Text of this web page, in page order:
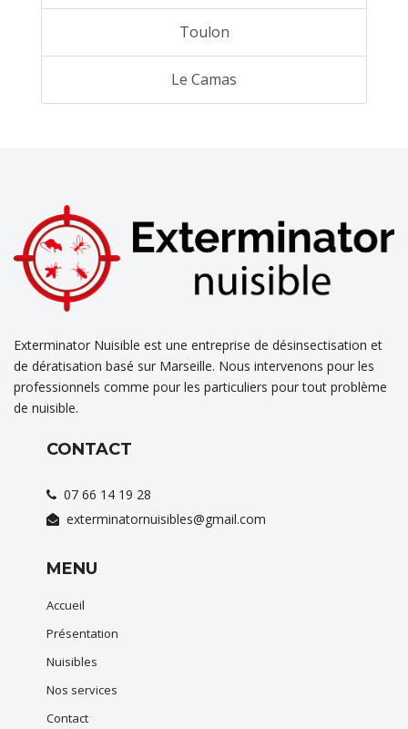
Toulon
Le Camas
Exterminator Nuisible est une entreprise de désinsectisation et
de dératisation basé sur Marseille. Nous intervenons pour les
professionnels comme pour les particuliers pour tout problème
de nuisible.
CONTACT
07 66 14 19 28
exterminatornuisibles@gmail.com
MENU
Accueil
Présentation
Nuisibles
Nos services
Contact